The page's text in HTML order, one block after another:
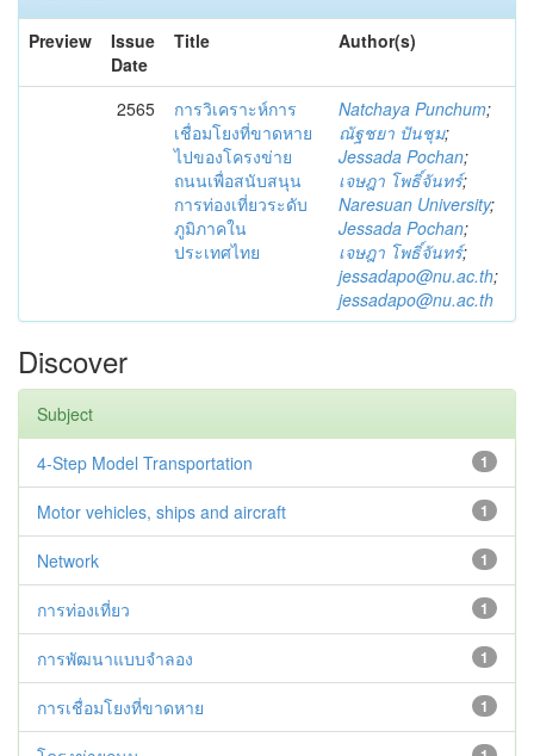
Preview
Issue
Date
Title Author(s)
2565
การวิเคราะห์การ
เชื่อมโยงที่ขาดหาย
ไปของโครงข่าย
ถนนเพื่อสนับสนุน
การท่องเที่ยวระดับ
ภูมิภาคใน
ประเทศไทย
Natchaya Punchum;
ณัฐชยา ปันชุม;
Jessada Pochan;
เจษฎา โพธิ์จันทร์;
Naresuan University;
Jessada Pochan;
เจษฎา โพธิ์จันทร์;
jessadapo@nu.ac.th;
jessadapo@nu.ac.th
Discover
Subject
1
4-Step Model Transportation
1
Motor vehicles, ships and aircraft
1
Network
1
การท่องเที่ยว
1
การพัฒนาแบบจำลอง
1
การเชื่อมโยงที่ขาดหาย